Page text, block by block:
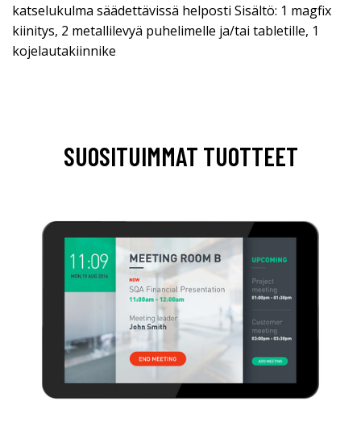
katselukulma säädettävissä helposti Sisältö: 1 magfix
kiinitys, 2 metallilevyä puhelimelle ja/tai tabletille, 1
kojelautakiinnike
SUOSITUIMMAT TUOTTEET